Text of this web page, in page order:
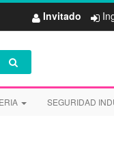
Invitado
SEGURIDAD